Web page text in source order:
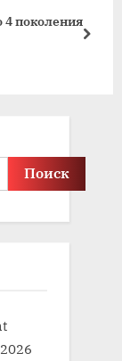
4 поколения
next
Поиск